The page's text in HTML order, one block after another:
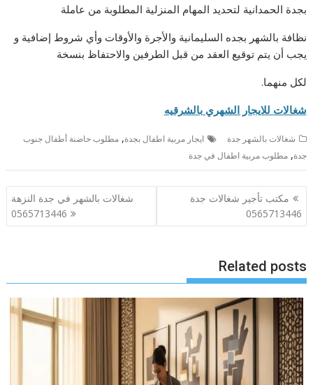
بجدة الحمدانية لتحديد المهام المنزلية المطلوبة من عاملة
نظافة بالشهر بجده السليمانية والأجرة والأوقات وأي شروط إضافية و
يجب أن يتم توقيع العقد من قبل الطرفين والاحتفاظ بنسخة
لكل منهما.
شغالات للايجار الشهري بالشرقيه
شغالات بالشهر جدة ايجار مربية اطفال بجدة,مطلوب حاضنة أطفال جنوب
جدة,مطلوب مربية اطفال في جدة
تصفّح
المقالات
مكتب تأجير شغالات جدة
0565713446
شغالات بالشهر في جدة النزهة
0565713446
Related posts